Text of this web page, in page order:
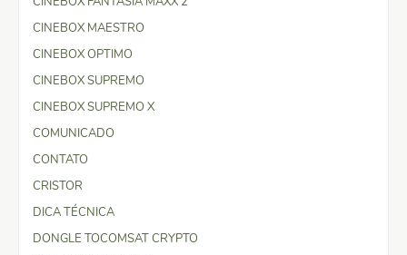
CINEBOX MAESTRO
CINEBOX OPTIMO
CINEBOX SUPREMO
CINEBOX SUPREMO X
COMUNICADO
CONTATO
CRISTOR
DICA TÉCNICA
DONGLE TOCOMSAT CRYPTO